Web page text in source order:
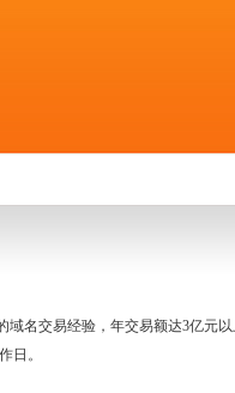
域名交易经验，年交易额达3亿元
日。